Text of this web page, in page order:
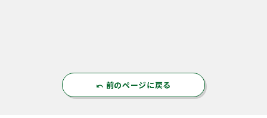
undo 前のページに戻る